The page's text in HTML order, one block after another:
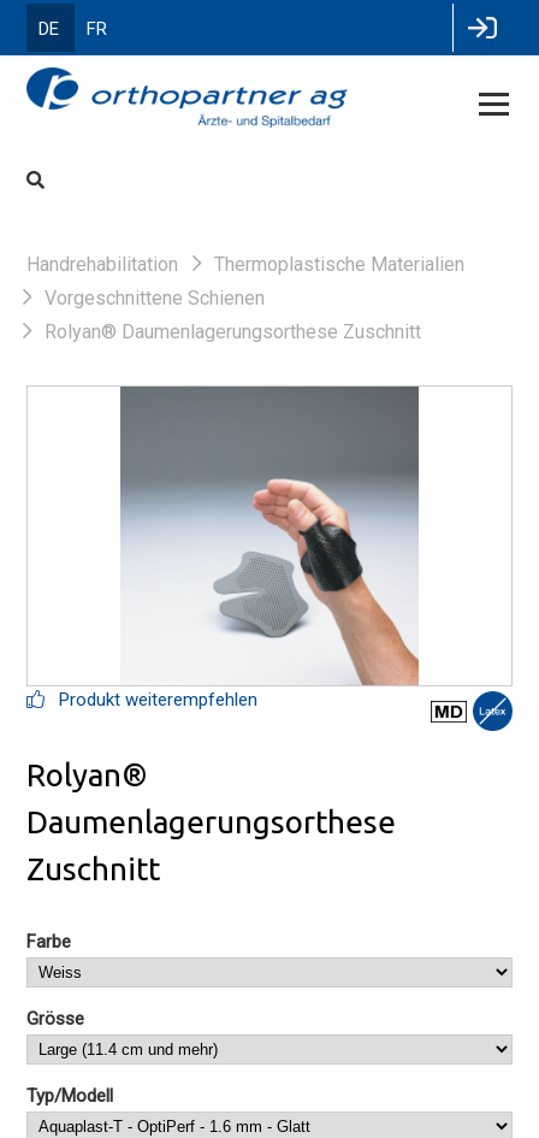
DE FR
Handrehabilitation
Thermoplastische Materialien
Vorgeschnittene Schienen
Rolyan® Daumenlagerungsorthese Zuschnitt
Produkt weiterempfehlen
Rolyan®
Daumenlagerungsorthese
Zuschnitt
Farbe
Grösse
Typ/Modell